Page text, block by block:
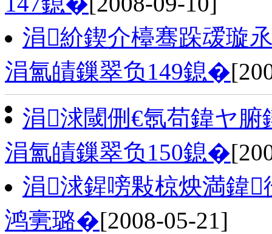
涓紒鍥介檯骞跺叆璇
涓氳皟鏁翠负149鎴�
涓浗閾侀€氬苟鍏ヤ
涓氳皟鏁翠负150鎴�
涓浗鍟嗙敤椋炴満鍏
鸿亴璐�[2008-05-21]